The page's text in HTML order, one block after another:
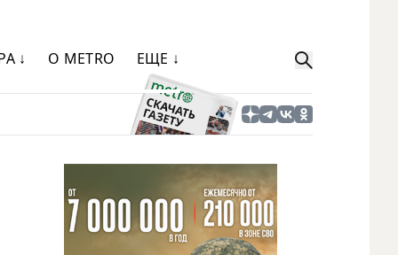
↓ О METRO ЕЩЕ ↓